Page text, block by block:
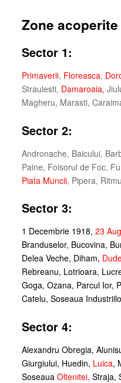
Zone
Sector 1:
Primaverii, Floreasca,
Straulesti, Damaroaia,
Magheru, Marasti,
Sector 2:
Andronache, Baicului,
Paine, Foisorul de Foc,
Piata Muncii, Pipera,
Sector 3:
1 Decembrie 1918, 23
Branduselor, Bucovina,
Delea Veche, Diham,
Rebreanu, Lotrioara,
Goga, Ozana, Parcul Ior,
Catelu, Soseaua
Sector 4:
Alexandru Obregia,
Giurgiului, Huedin, Luica,
Soseaua Oltenitei, Straja,